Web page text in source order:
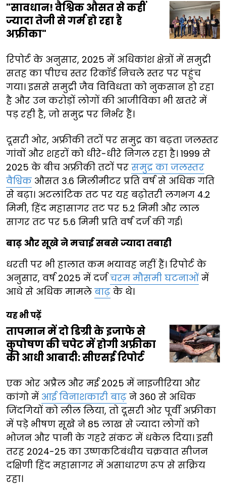
"सावधान! वैश्विक औसत से कहीं
ज्यादा तेजी से गर्म हो रहा है
अफ्रीका"
रिपोर्ट के अनुसार, 2025 में अधिकांश क्षेत्रों में समुद्री
सतह का पीएच स्तर रिकॉर्ड निचले स्तर पर पहुंच
गया। इससे समुद्री जैव विविधता को नुकसान हो रहा
है और उन करोड़ों लोगों की आजीविका भी खतरे में
पड़ रही है, जो समुद्र पर निर्भर हैं।
दूसरी ओर, अफ्रीकी तटों पर समुद्र का बढ़ता जलस्तर
गांवों और शहरों को धीरे-धीरे निगल रहा है। 1999 से
2025 के बीच अफ्रीकी तटों पर समुद्र का जलस्तर
वैश्विक औसत 3.6 मिलीमीटर प्रति वर्ष से अधिक गति
से बढ़ा। अटलांटिक तट पर यह बढ़ोतरी लगभग 4.2
मिमी, हिंद महासागर तट पर 5.2 मिमी और लाल
सागर तट पर 5.6 मिमी प्रति वर्ष दर्ज की गई।
बाढ़ और सूखे ने मचाई सबसे ज्यादा तबाही
धरती पर भी हालात कम भयावह नहीं हैं। रिपोर्ट के
अनुसार, वर्ष 2025 में दर्जचरम मौसमी घटनाओंमें
आधे से अधिक मामले बाढ़ के थे।
यह भी पढ़ें
तापमान में दो डिग्री के इजाफे से
कुपोषण की चपेट में होगी अफ्रीका
की आधी आबादी: सीएसई रिपोर्ट
एक ओर अप्रैल और मई 2025 में नाइजीरिया और
कांगो में आई विनाशकारी बाढ़ ने 360 से अधिक
जिंदगियों को लील लिया, तो दूसरी ओर पूर्वी अफ्रीका
में पड़े भीषण सूखे ने 85 लाख से ज्यादा लोगों को
भोजन और पानी के गहरे संकट में धकेल दिया। इसी
तरह 2024-25 का उष्णकटिबंधीय चक्रवात सीजन
दक्षिणी हिंद महासागर में असाधारण रूप से सक्रिय
रहा।